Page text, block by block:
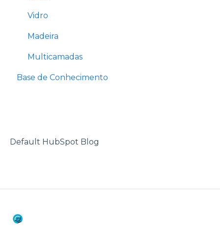
Vidro
Madeira
Multicamadas
Base de Conhecimento
Default HubSpot Blog